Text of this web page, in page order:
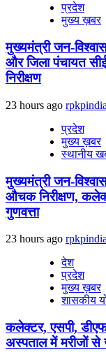
प्रदेश
मुख्य ख़बर
मुख्यमंत्री जन-
और जिला पंचायत
निरीक्षण
23 hours ago
प्रदेश
मुख्य ख़बर
स्थानीय
मुख्यमंत्री जन-
औचक निरीक्षण,
गुणवत्ता
23 hours ago
देश
प्रदेश
मुख्य ख़बर
शासकीय
कलेक्टर, एसपी,
अस्पताल में मरीजों से